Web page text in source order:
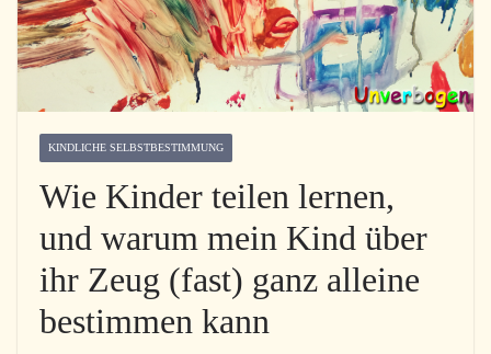
KINDLICHE SELBSTBESTIMMUNG
Wie Kinder teilen lernen,
und warum mein Kind über
ihr Zeug (fast) ganz alleine
bestimmen kann